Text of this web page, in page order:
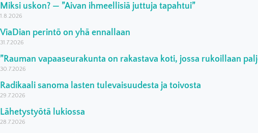
Miksi uskon? — ”Aivan ihmeellisiä juttuja tapahtui”
1.8.2026
ViaDian perintö on yhä ennallaan
31.7.2026
”Rauman vapaaseurakunta on rakastava koti, jossa rukoillaan
30.7.2026
Radikaali sanoma lasten tulevaisuudesta ja toivosta
29.7.2026
Lähetystyötä lukiossa
28.7.2026